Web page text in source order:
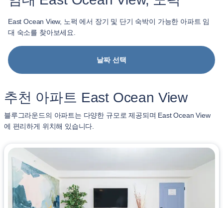
East Ocean View, 노퍽 에서 장기 및 단기 숙박이 가능한 아파트 임
대 숙소를 찾아보세요.
날짜 선택
추천 아파트 East Ocean View
블루그라운드의 아파트는 다양한 규모로 제공되며 East Ocean View
에 편리하게 위치해 있습니다.